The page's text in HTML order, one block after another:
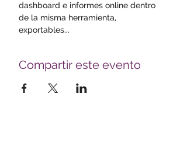
dashboard e informes online dentro
de la misma herramienta,
exportables...
Compartir este evento